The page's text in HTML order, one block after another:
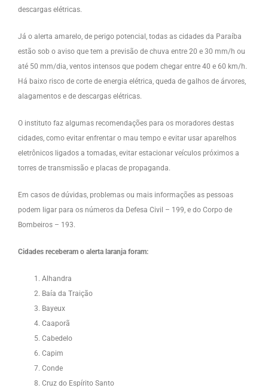
descargas elétricas.
Já o alerta amarelo, de perigo potencial, todas as cidades da Paraíba
estão sob o aviso que tem a previsão de chuva entre 20 e 30 mm/h ou
até 50 mm/dia, ventos intensos que podem chegar entre 40 e 60 km/h.
Há baixo risco de corte de energia elétrica, queda de galhos de árvores,
alagamentos e de descargas elétricas.
O instituto faz algumas recomendações para os moradores destas
cidades, como evitar enfrentar o mau tempo e evitar usar aparelhos
eletrônicos ligados a tomadas, evitar estacionar veículos próximos a
torres de transmissão e placas de propaganda.
Em casos de dúvidas, problemas ou mais informações as pessoas
podem ligar para os números da Defesa Civil – 199, e do Corpo de
Bombeiros – 193.
Cidades receberam o alerta laranja foram:
Alhandra
Baía da Traição
Bayeux
Caaporã
Cabedelo
Capim
Conde
Cruz do Espírito Santo